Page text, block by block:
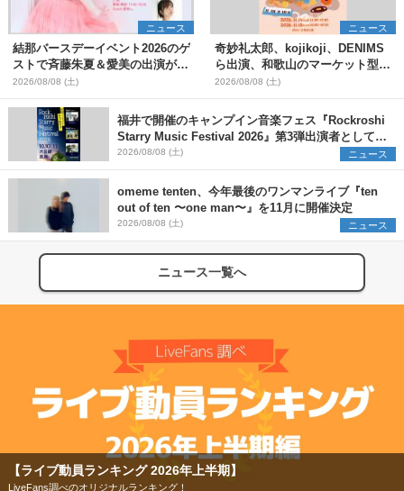
ニュース
結那バースデーイベント2026のゲ
ストで斉藤朱夏＆愛美の出演が決
定
2026/08/08 (土)
ニュース
奇妙礼太郎、kojikoji、DENIMS
ら出演、和歌山のマーケット型野
外イベント『PICNIC JAM
2026』早割チケット発売開始
2026/08/08 (土)
福井で開催のキャンプイン音楽フェス『Rockroshi
Starry Music Festival 2026』第3弾出演者として
SCOOBIE DO、かりゆし58、Reiを発表
2026/08/08 (土) ニュース
omeme tenten、今年最後のワンマンライブ『ten
out of ten 〜one man〜』を11月に開催決定
2026/08/08 (土) ニュース
ニュース一覧へ
【ライブ動員ランキング 2026年上半期】
LiveFans調べのオリジナルランキング！